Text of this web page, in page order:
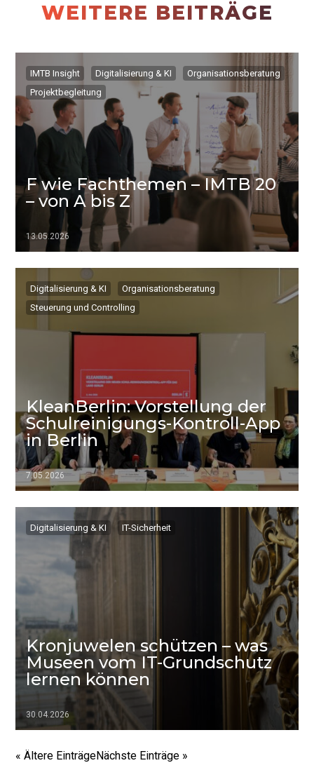
WEITERE BEITRÄGE
IMTB Insight Digitalisierung & KI
Organisationsberatung
Projektbegleitung
F wie Fachthemen – IMTB 20
– von A bis Z
13.05.2026
Digitalisierung & KI
Organisationsberatung
Steuerung und Controlling
KleanBerlin: Vorstellung der
Schulreinigungs-Kontroll-App
in Berlin
7.05.2026
Digitalisierung & KI IT-Sicherheit
Kronjuwelen schützen – was
Museen vom IT-Grundschutz
lernen können
30.04.2026
▷▷▷
« Ältere EinträgeNächste Einträge »